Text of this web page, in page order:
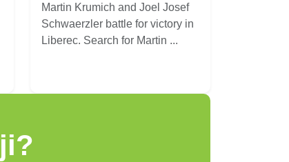
Martin Krumich and Joel Josef
Schwaerzler battle for victory in
Liberec. Search for Martin ...